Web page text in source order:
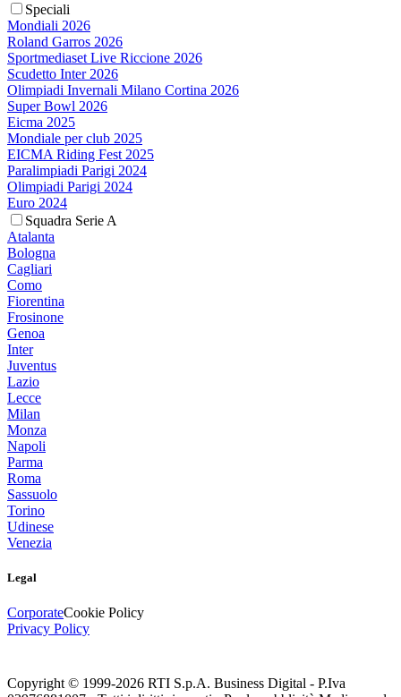
Speciali
Mondiali 2026
Roland Garros 2026
Sportmediaset Live Riccione 2026
Scudetto Inter 2026
Olimpiadi Invernali Milano Cortina 2026
Super Bowl 2026
Eicma 2025
Mondiale per club 2025
EICMA Riding Fest 2025
Paralimpiadi Parigi 2024
Olimpiadi Parigi 2024
Euro 2024
Squadra Serie A
Atalanta
Bologna
Cagliari
Como
Fiorentina
Frosinone
Genoa
Inter
Juventus
Lazio
Lecce
Milan
Monza
Napoli
Parma
Roma
Sassuolo
Torino
Udinese
Venezia
Legal
CorporateCookie Policy
Privacy Policy
Copyright © 1999-2026 RTI S.p.A. Business Digital - P.Iva